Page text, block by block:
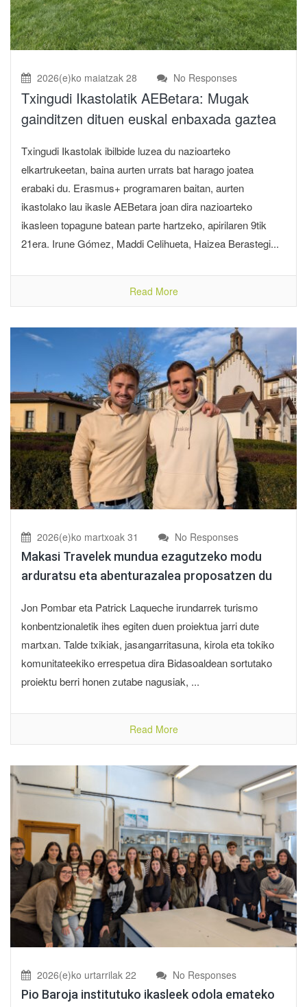
2026(e)ko maiatzak 28 No Responses
Txingudi Ikastolatik AEBetara: Mugak
gainditzen dituen euskal enbaxada gaztea
Txingudi Ikastolak ibilbide luzea du nazioarteko
elkartrukeetan, baina aurten urrats bat harago joatea
erabaki du. Erasmus+ programaren baitan, aurten
ikastolako lau ikasle AEBetara joan dira nazioarteko
ikasleen topagune batean parte hartzeko, apirilaren 9tik
21era. Irune Gómez, Maddi Celihueta, Haizea Berastegi...
Read More
2026(e)ko martxoak 31 No Responses
Makasi Travelek mundua ezagutzeko modu
arduratsu eta abenturazalea proposatzen du
Jon Pombar eta Patrick Laqueche irundarrek turismo
konbentzionaletik ihes egiten duen proiektua jarri dute
martxan. Talde txikiak, jasangarritasuna, kirola eta tokiko
komunitateekiko errespetua dira Bidasoaldean sortutako
proiektu berri honen zutabe nagusiak, ...
Read More
2026(e)ko urtarrilak 22 No Responses
Pio Baroja institutuko ikasleek odola emateko